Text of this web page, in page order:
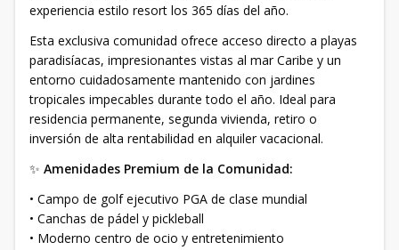
experiencia estilo resort los 365 días del año.
Esta exclusiva comunidad ofrece acceso directo a playas
paradisíacas, impresionantes vistas al mar Caribe y un
entorno cuidadosamente mantenido con jardines
tropicales impecables durante todo el año. Ideal para
residencia permanente, segunda vivienda, retiro o
inversión de alta rentabilidad en alquiler vacacional.
✨ Amenidades Premium de la Comunidad:
• Campo de golf ejecutivo PGA de clase mundial
• Canchas de pádel y pickleball
• Moderno centro de ocio y entretenimiento